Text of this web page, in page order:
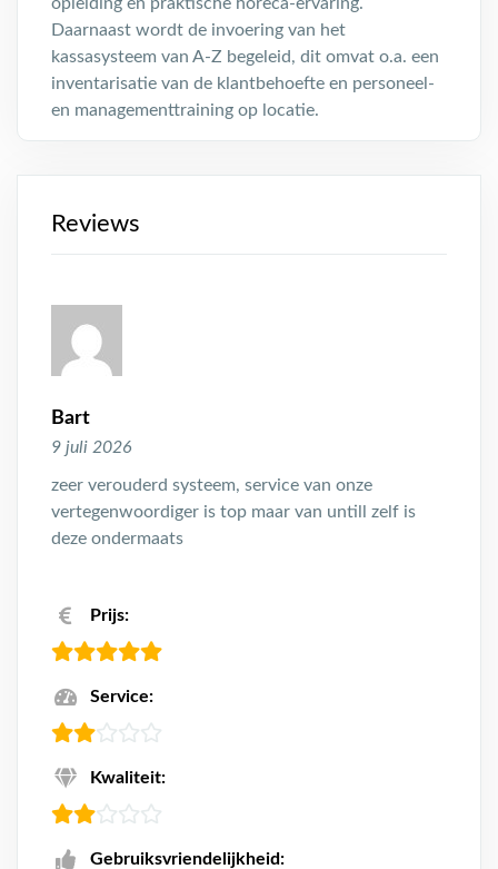
Daarnaast wordt de invoering van het
kassasysteem van A-Z begeleid, dit omvat o.a. een
inventarisatie van de klantbehoefte en personeel-
en managementtraining op locatie.
Reviews
Bart
9 juli 2026
zeer verouderd systeem, service van onze
vertegenwoordiger is top maar van untill zelf is
deze ondermaats
Prijs:
Service:
Kwaliteit:
Gebruiksvriendelijkheid: